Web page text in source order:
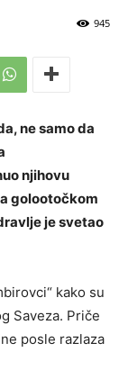
945
ne samo da
njihovu
golootočkom
je svetao
kako su
Saveza. Priče
posle razlaza